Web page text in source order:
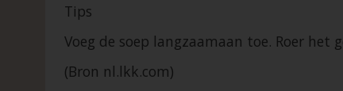
Tips
Voeg de soep langzaamaan toe. Roer
(Bron nl.lkk.com)